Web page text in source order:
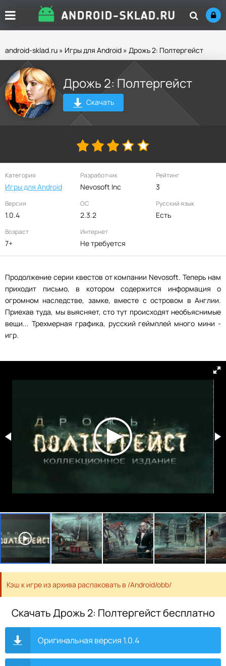
android-sklad.ru » Игры для Android » Дрожь 2: Полтергейст
Дрожь 2: Полтергейст
Скачать
Категория
Игры для Android
Разработчик
Nevosoft Inc
Рейтинг
3
Версия
1.0.4
ОС
2.3.2
Русский язык
Есть
Возраст
7+
Интернет
Не требуется
Продолжение серии квестов от компании Nevosoft. Теперь нам
приходит письмо, в котором содержится информация о
огромном наследстве, замке, вместе с островом в Англии.
Приехав туда, мы выясняет, сто тут происходят необъяснимые
вещи... Трехмерная графика, русский геймплей много мини -
игр.
Кэш к игре из архива распаковать в /Android/obb/
Скачать Дрожь 2: Полтергейст бесплатно
Оригинальная версия 1.0.4